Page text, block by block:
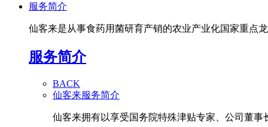
服务简介
仙客来是从事食药用菌研育产销的农业产业化国家重点
服务简介
BACK
仙客来服务简介
仙客来拥有以享受国务院特殊津贴专家、公司董事